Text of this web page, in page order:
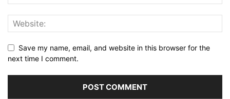
Save my name, email, and website in this browser for the
next time I comment.